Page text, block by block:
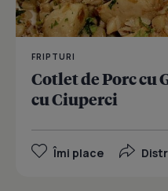
FRIPTURI
Cotlet de Porc cu
cu Ciuperci
Îmi place